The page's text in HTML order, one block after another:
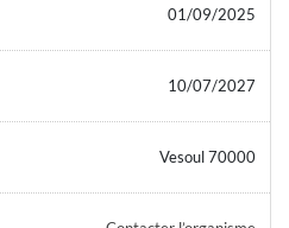
01/09/2025
10/07/2027
Vesoul 70000